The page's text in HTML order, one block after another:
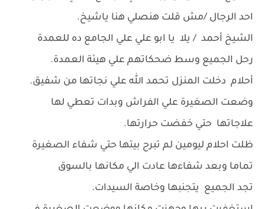
احد الرجال /مش قلت هنصلي هنا ياشيخ.
الشيخ أحمد / يلا يا ابو علي علي الجامع ده للعمدة
رحل الجميع وسط ضحكاتهم علي هيئة العمدة.
أحلام دخلت المنزل تحمد الله علي نجاتها من شفيق.
وضعت الصغيرة علي الفراش وبدات تعطي لها
علاجاتها حتي خفضت حرارتها.
ظلت احلام ليومين لم تبرح بيتها حتي شفاء الصغيرة
تماما وبعد شفاءها عادت الي مكانها بالسوق
تجد الجميع يتجنبها وخاصة السيدات.